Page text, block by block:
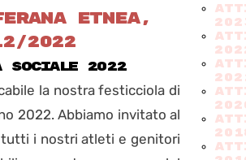
ETNEA,
2022
SOCIALE 2022
la nostra festicciola di
2022. Abbiamo invitato al
i nostri atleti e genitori